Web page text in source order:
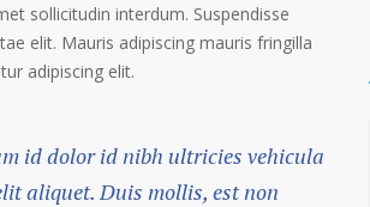
sollicitudin interdum. Suspendisse
elit. Mauris adipiscing mauris fringilla
adipiscing elit.
id dolor id nibh ultricies vehicula
aliquet. Duis mollis, est non